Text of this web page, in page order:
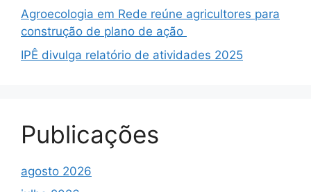
Agroecologia em Rede reúne agricultores para
construção de plano de ação
IPÊ divulga relatório de atividades 2025
Publicações
agosto 2026